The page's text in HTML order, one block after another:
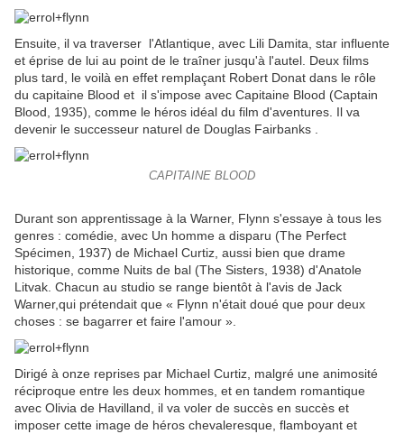
Ensuite, il va traverser l'Atlantique, avec Lili Damita, star influente
et éprise de lui au point de le traîner jusqu'à l'autel. Deux films
plus tard, le voilà en effet remplaçant Robert Donat dans le rôle
du capitaine Blood et il s'impose avec Capitaine Blood (Captain
Blood, 1935), comme le héros idéal du film d'aventures. Il va
devenir le successeur naturel de Douglas Fairbanks .
CAPITAINE BLOOD
Durant son apprentissage à la Warner, Flynn s'essaye à tous les
genres : comédie, avec Un homme a disparu (The Perfect
Spécimen, 1937) de Michael Curtiz, aussi bien que drame
historique, comme Nuits de bal (The Sisters, 1938) d'Anatole
Litvak. Chacun au studio se range bientôt à l'avis de Jack
Warner,qui prétendait que « Flynn n'était doué que pour deux
choses : se bagarrer et faire l'amour ».
Dirigé à onze reprises par Michael Curtiz, malgré une animosité
réciproque entre les deux hommes, et en tandem romantique
avec Olivia de Havilland, il va voler de succès en succès et
imposer cette image de héros chevaleresque, flamboyant et